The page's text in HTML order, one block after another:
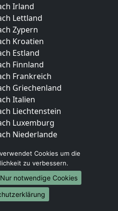
Irland
Lettland
Zypern
Kroatien
Estland
Finnland
Frankreich
Griechenland
Italien
Liechtenstein
Luxemburg
Niederlande
Berlin
Hamburg
München
Cookies um die
zu verbessern.
Nur notwendige Cookies